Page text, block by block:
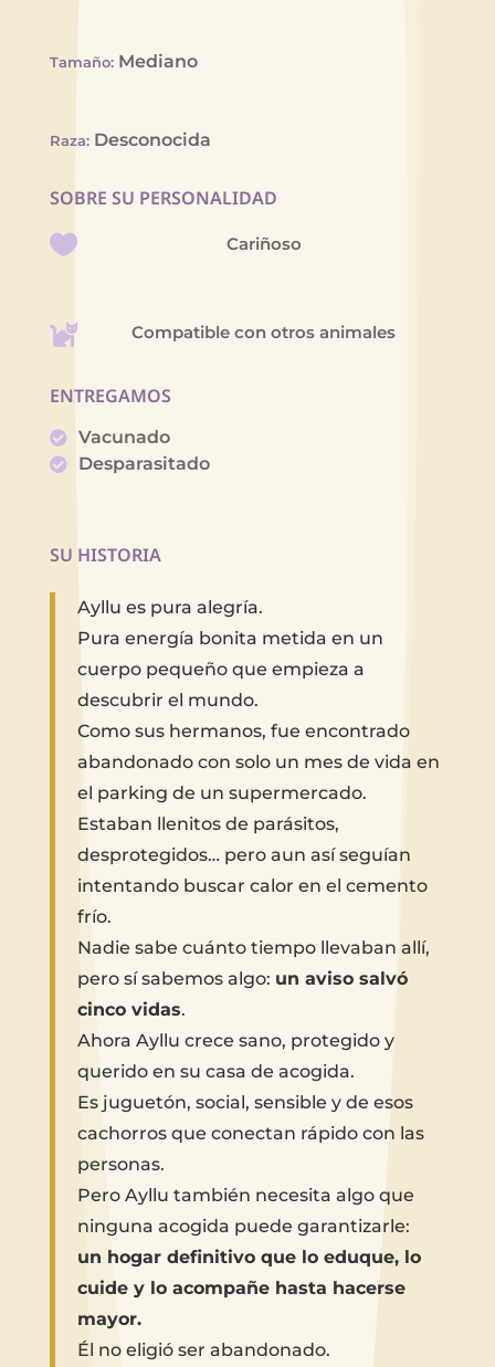
Tamaño: Mediano
Raza: Desconocida
SOBRE SU PERSONALIDAD
Cariñoso
Compatible con otros animales
ENTREGAMOS
Vacunado
Desparasitado
SU HISTORIA
Ayllu es pura alegría.
Pura energía bonita metida en un
cuerpo pequeño que empieza a
descubrir el mundo.
Como sus hermanos, fue encontrado
abandonado con solo un mes de vida en
el parking de un supermercado.
Estaban llenitos de parásitos,
desprotegidos… pero aun así seguían
intentando buscar calor en el cemento
frío.
Nadie sabe cuánto tiempo llevaban allí,
pero sí sabemos algo: un aviso salvó
cinco vidas.
Ahora Ayllu crece sano, protegido y
querido en su casa de acogida.
Es juguetón, social, sensible y de esos
cachorros que conectan rápido con las
personas.
Pero Ayllu también necesita algo que
ninguna acogida puede garantizarle:
un hogar definitivo que lo eduque, lo
cuide y lo acompañe hasta hacerse
mayor.
Él no eligió ser abandonado.